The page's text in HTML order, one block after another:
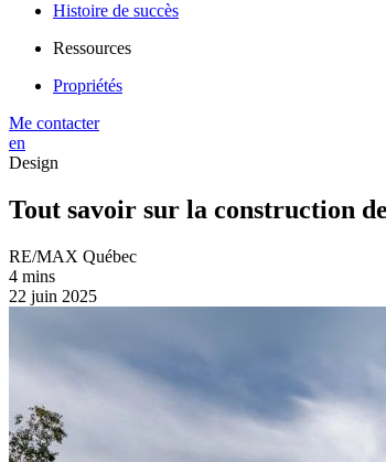
Histoire de succès
Ressources
Propriétés
Me contacter
en
Design
Tout savoir sur la construction
RE/MAX Québec
4 mins
22 juin 2025